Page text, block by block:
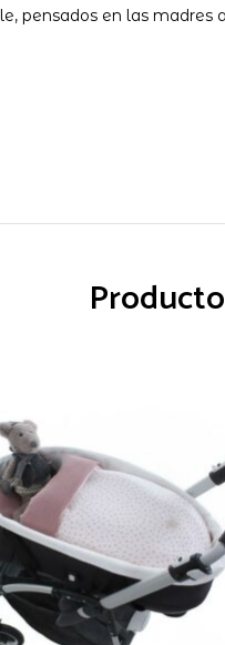
pensados en las